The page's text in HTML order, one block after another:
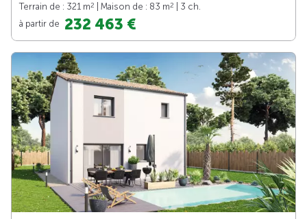
Terrain de : 321 m2 | Maison de : 83 m2
| 3 ch.
à partir de 232 463 €